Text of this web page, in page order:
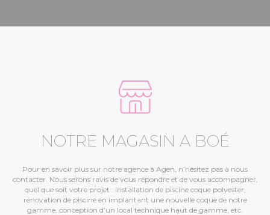
NOTRE MAGASIN A BOÉ
Pour en savoir plus sur notre agence à Agen, n’hésitez pas à nous
contacter. Nous serons ravis de vous répondre et de vous accompagner,
quel que soit votre projet : installation de piscine coque polyester,
rénovation de piscine en implantant une nouvelle coque de notre
gamme, conception d’un local technique haut de gamme, etc.